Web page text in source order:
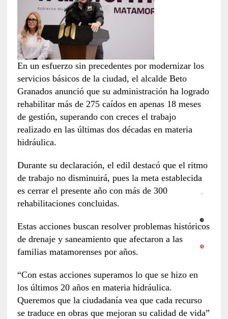
En un esfuerzo sin precedentes por modernizar los
servicios básicos de la ciudad, el alcalde Beto
Granados anunció que su administración ha logrado
rehabilitar más de 275 caídos en apenas 18 meses
de gestión, superando con creces el trabajo
realizado en las últimas dos décadas en materia
hidráulica.
Durante su declaración, el edil destacó que el ritmo
de trabajo no disminuirá, pues la meta establecida
es cerrar el presente año con más de 300
rehabilitaciones concluidas.
Estas acciones buscan resolver problemas históricos
de drenaje y saneamiento que afectaron a las
familias matamorenses por años.
“Con estas acciones superamos lo que se hizo en
los últimos 20 años en materia hidráulica.
Queremos que la ciudadanía vea que cada recurso
se traduce en obras que mejoran su calidad de vida”